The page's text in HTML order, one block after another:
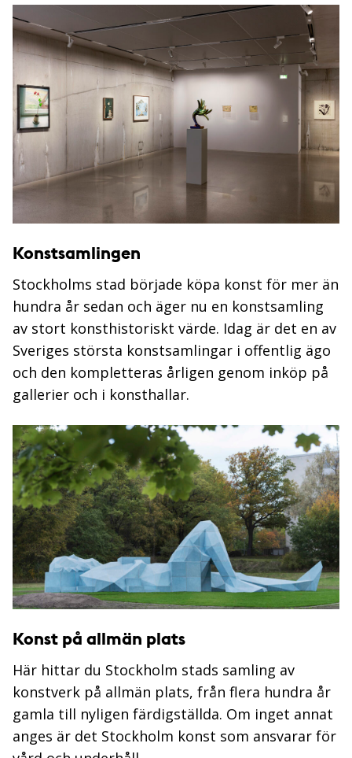
Konstsamlingen
Stockholms stad började köpa konst för mer än
hundra år sedan och äger nu en konstsamling
av stort konsthistoriskt värde. Idag är det en av
Sveriges största konstsamlingar i offentlig ägo
och den kompletteras årligen genom inköp på
gallerier och i konst­hallar.
Konst på allmän plats
Här hittar du Stockholm stads samling av
konstverk på allmän plats, från flera hundra år
gamla till nyligen färdigställda. Om inget annat
anges är det Stockholm konst som ansvarar för